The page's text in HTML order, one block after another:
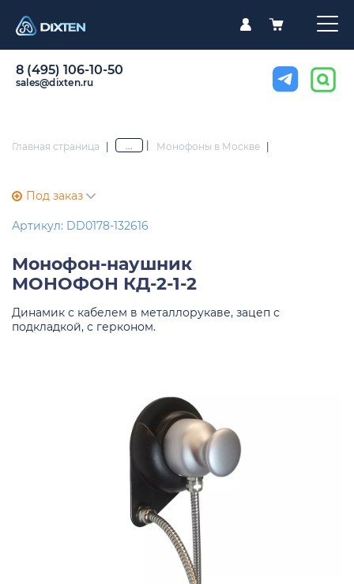
8 (495) 106-10-50
sales@dixten.ru
Главная страница | ... Монофоны в Москве |
Под заказ
Артикул: DD0178-132616
Монофон-наушник
МОНОФОН КД-2-1-2
Динамик с кабелем в металлорукаве, зацеп с
подкладкой, с герконом.